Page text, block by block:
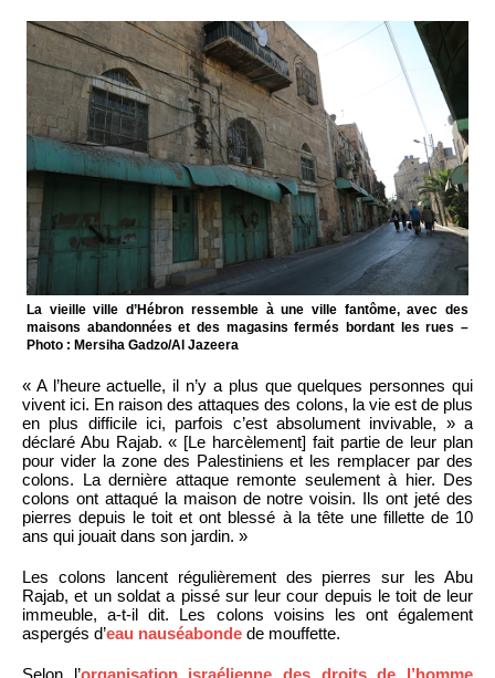
La vieille ville d’Hébron ressemble à une ville fantôme, avec des
maisons abandonnées et des magasins fermés bordant les rues –
Photo : Mersiha Gadzo/Al Jazeera
« A l’heure actuelle, il n’y a plus que quelques personnes qui
vivent ici. En raison des attaques des colons, la vie est de plus
en plus difficile ici, parfois c’est absolument invivable, » a
déclaré Abu Rajab. « [Le harcèlement] fait partie de leur plan
pour vider la zone des Palestiniens et les remplacer par des
colons. La dernière attaque remonte seulement à hier. Des
colons ont attaqué la maison de notre voisin. Ils ont jeté des
pierres depuis le toit et ont blessé à la tête une fillette de 10
ans qui jouait dans son jardin. »
Les colons lancent régulièrement des pierres sur les Abu
Rajab, et un soldat a pissé sur leur cour depuis le toit de leur
immeuble, a-t-il dit. Les colons voisins les ont également
aspergés d’eau nauséabonde de mouffette.
Selon l’organisation israélienne des droits de l’homme